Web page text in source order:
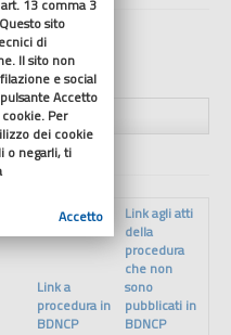
Link a
procedura in
BDNCP
Link agli atti
della
procedura
che non
sono
pubblicati in
BDNCP
13 comma 3
sito
di
Il sito non
e social
Accetto
Per
dei cookie
o negarli, ti
Accetto